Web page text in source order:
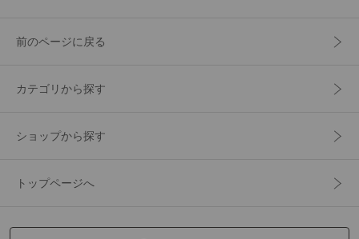
前のページに戻る
カテゴリから探す
ショップから探す
トップページへ